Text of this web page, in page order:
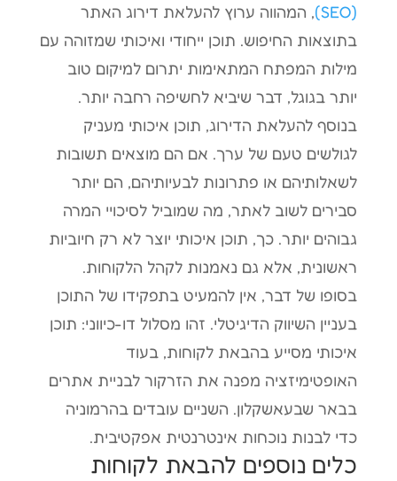
(SEO)
, המהווה ערוץ להעלאת דירוג האתר
בתוצאות החיפוש. תוכן ייחודי ואיכותי שמזוהה עם
מילות המפתח המתאימות יתרום למיקום טוב
יותר בגוגל, דבר שיביא לחשיפה רחבה יותר.
בנוסף להעלאת הדירוג, תוכן איכותי מעניק
לגולשים טעם של ערך. אם הם מוצאים תשובות
לשאלותיהם או פתרונות לבעיותיהם, הם יותר
סבירים לשוב לאתר, מה שמוביל לסיכויי המרה
גבוהים יותר. כך, תוכן איכותי יוצר לא רק חיוביות
ראשונית, אלא גם נאמנות לקהל הלקוחות.
בסופו של דבר, אין להמעיט בתפקידו של התוכן
בעניין השיווק הדיגיטלי. זהו מסלול דו-כיווני: תוכן
איכותי מסייע בהבאת לקוחות, בעוד
האופטימיזציה מפנה את הזרקור לבניית אתרים
בבאר שבעאשקלון. השניים עובדים בהרמוניה
כדי לבנות נוכחות אינטרנטית אפקטיבית.
כלים נוספים להבאת לקוחות